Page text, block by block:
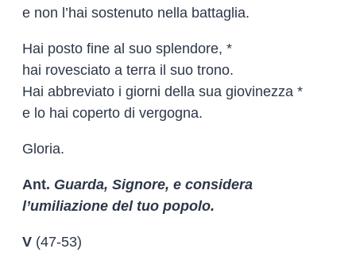
e non l’hai sostenuto nella battaglia.
Hai posto fine al suo splendore, *
hai rovesciato a terra il suo trono.
Hai abbreviato i giorni della sua giovinezza *
e lo hai coperto di vergogna.
Gloria.
Ant. Guarda, Signore, e considera
l’umiliazione del tuo popolo.
V (47-53)